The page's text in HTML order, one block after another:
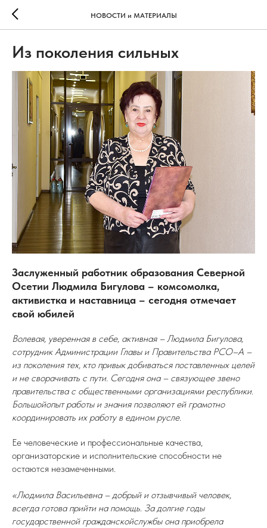
НОВОСТИ и МАТЕРИАЛЫ
Из поколения сильных
Заслуженный работник образования Северной
Осетии Людмила Бигулова – комсомолка,
активистка и наставница – сегодня отмечает
свой юбилей
Волевая, уверенная в себе, активная – Людмила Бигулова,
сотрудник Администрации Главы и Правительства РСО–А –
из поколения тех, кто привык добиваться поставленных целей
и не сворачивать с пути. Сегодня она – связующее звено
правительства с общественными организациями республики.
Большойопыт работы и знания позволяют ей грамотно
координировать их работу в едином русле.
Ее человеческие и профессиональные качества,
организаторские и исполнительские способности не
остаются незамеченными.
«Людмила Васильевна – добрый и отзывчивый человек,
всегда готова прийти на помощь. За долгие годы
государственной гражданскойслужбы она приобрела